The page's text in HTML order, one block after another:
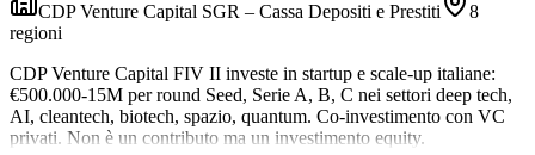
CDP Venture Capital SGR – Cassa Depositi e Prestiti
8
regioni
CDP Venture Capital FIV II investe in startup e scale-up italiane:
€500.000-15M per round Seed, Serie A, B, C nei settori deep tech,
AI, cleantech, biotech, spazio, quantum. Co-investimento con VC
privati. Non è un contributo ma un investimento equity.